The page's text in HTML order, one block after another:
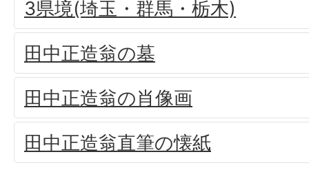
3県境(埼玉・群馬・栃木)
田中正造翁の墓
田中正造翁の肖像画
田中正造翁直筆の懐紙